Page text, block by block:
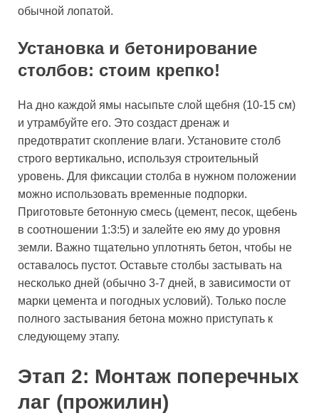
обычной лопатой.
Установка и бетонирование
столбов: стоим крепко!
На дно каждой ямы насыпьте слой щебня (10-15 см)
и утрамбуйте его. Это создаст дренаж и
предотвратит скопление влаги. Установите столб
строго вертикально, используя строительный
уровень. Для фиксации столба в нужном положении
можно использовать временные подпорки.
Приготовьте бетонную смесь (цемент, песок, щебень
в соотношении 1:3:5) и залейте ею яму до уровня
земли. Важно тщательно уплотнять бетон, чтобы не
оставалось пустот. Оставьте столбы застывать на
несколько дней (обычно 3-7 дней, в зависимости от
марки цемента и погодных условий). Только после
полного застывания бетона можно приступать к
следующему этапу.
Этап 2: Монтаж поперечных
лаг (прожилин)